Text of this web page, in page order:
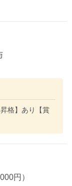
格】あり【賞
円）